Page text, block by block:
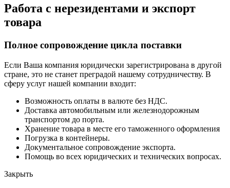
Работа с нерезидентами и экспорт
товара
Полное сопровождение цикла поставки
Если Ваша компания юридически зарегистрирована в другой
стране, это не станет преградой нашему сотрудничеству. В
сферу услуг нашей компании входит:
Возможность оплаты в валюте без НДС.
Доставка автомобильным или железнодорожным
транспортом до порта.
Хранение товара в месте его таможенного оформления
Погрузка в контейнеры.
Документальное сопровождение экспорта.
Помощь во всех юридических и технических вопросах.
Закрыть